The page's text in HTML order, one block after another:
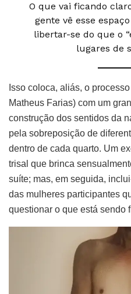
O que vai ficando
gente vê esse
libertar-se do que o
lugares de
Isso coloca, aliás, o
Matheus Farias) com um
construção dos sentidos da
pela sobreposição de
dentro de cada quarto. Um
trisal que brinca
suíte; mas, em seguida,
das mulheres participantes
questionar o que está sendo